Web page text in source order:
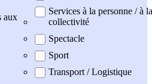
aux
Services à la personne / à la
collectivité
Spectacle
Sport
Transport / Logistique